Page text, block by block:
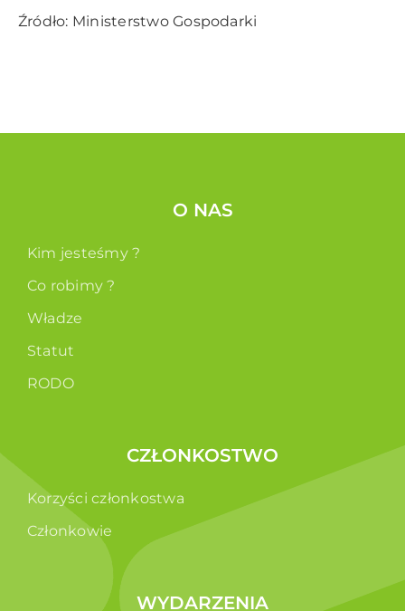
Źródło: Ministerstwo Gospodarki
O NAS
Kim jesteśmy ?
Co robimy ?
Władze
Statut
RODO
CZŁONKOSTWO
Korzyści członkostwa
Członkowie
WYDARZENIA